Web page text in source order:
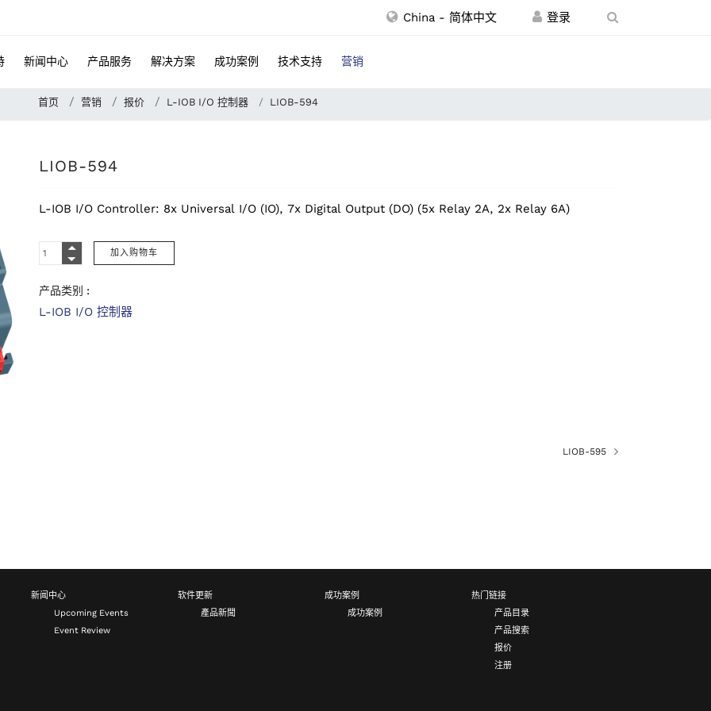
China - 简体中文
新闻中心 产品服务 解决方案 成功案例 技术支持 营销
首页 营销 报价 L-IOB I/O 控制器 LIOB-594
LIOB-594
L-IOB I/O Controller: 8x Universal I/O (IO), 7x Digital Output (DO) (5x Relay 2A, 2x Relay 6A)
产品类别 :
L-IOB I/O 控制器
LIOB-595
新闻中心
Upcoming Events
Event Review
软件更新
產品新聞
成功案例
成功案例
热门链接
产品目录
产品搜索
报价
注册